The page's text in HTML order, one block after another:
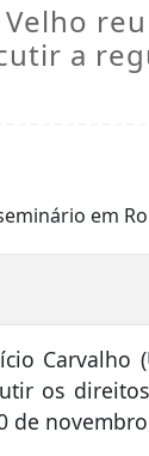
a
Carvalho
os
de